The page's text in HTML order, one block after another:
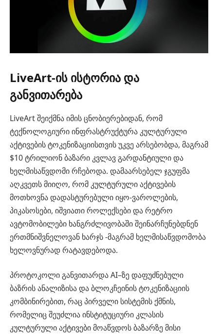
LiveArt-ის ისტორია და
განვითარება
LiveArt შეიქმნა იმის ცნობიერებიდან, რომ
ტექნოლოგიური ინფრასტრუქტურა კულტურული
აქტივების ტოკენიზაციისთვის უკვე არსებობდა, მაგრამ
$10 ტრილიონ ბაზარი კვლავ გარდანტიული და
ხელმისაწვდომი რჩებოდა. დამაარსებელ ჯგუფმა
აღკვეთს მიიღო, რომ კულტურული აქტივების
მოთხოვნა დადასტურებული იყო-ვაროლების,
პიკასოსები, იშვიათი როლექსები და რეტრო
ავტომობილები ხანგრძლივობაში შეინარჩუნებდნენ
ერთმნიშვნელოვან ხარჯს -მაგრამ ხელმისაწვდომობა
ხელოვნურად რატავდებოდა.
პროტოკოლი განვითარდა AI–ზე დაფუძნებული
ბაზრის ანალიზისა და ბლოკჩეინის ტოკენიზაციის
კომბინირებით, რაც პირველი სისტემის ქმნის,
რომელიც შეუძლია ინსტიტუციური კლასის
კულტურული აქტივები მოაწვდოს ბაზარზე მისი